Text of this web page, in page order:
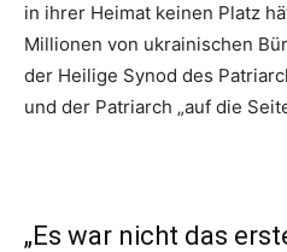
in ihrer Heimat keinen Platz
Millionen von ukrainischen
der Heilige Synod des
und der Patriarch „auf die
„Es war nicht das